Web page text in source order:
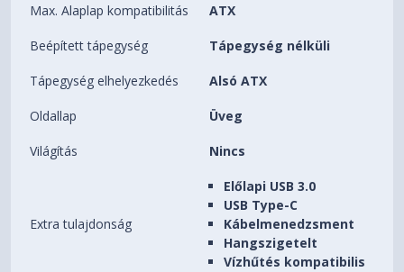
Max. Alaplap kompatibilitás ATX
Beépített tápegység Tápegység nélküli
Tápegység elhelyezkedés Alsó ATX
Oldallap Üveg
Világítás Nincs
Extra tulajdonság
Előlapi USB 3.0
USB Type-C
Kábelmenedzsment
Hangszigetelt
Vízhűtés kompatibilis